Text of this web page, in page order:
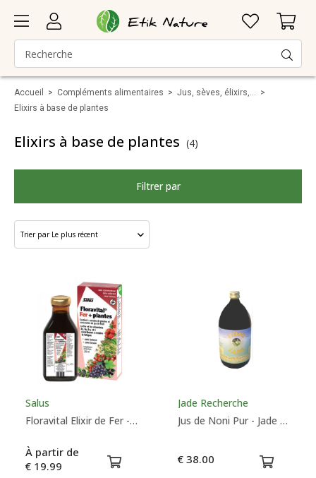
Accueil > Compléments alimentaires > Jus, sèves, élixirs,... >
Elixirs à base de plantes
Elixirs à base de plantes (4)
Filtrer par
Santé
Catégorie
Taille
Salus
Floravital Elixir de Fer - Salus
À partir de
€ 19.99
Jade Recherche
Jus de Noni Pur - Jade Recherche
€ 38.00